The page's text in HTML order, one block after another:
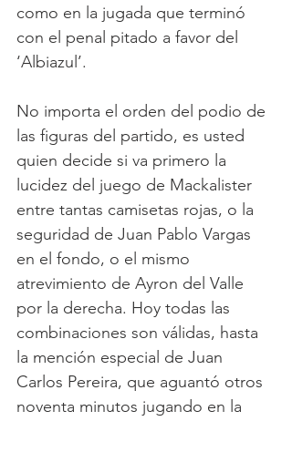
como en la jugada que terminó
con el penal pitado a favor del
‘Albiazul’.
No importa el orden del podio de
las figuras del partido, es usted
quien decide si va primero la
lucidez del juego de Mackalister
entre tantas camisetas rojas, o la
seguridad de Juan Pablo Vargas
en el fondo, o el mismo
atrevimiento de Ayron del Valle
por la derecha. Hoy todas las
combinaciones son válidas, hasta
la mención especial de Juan
Carlos Pereira, que aguantó otros
noventa minutos jugando en la